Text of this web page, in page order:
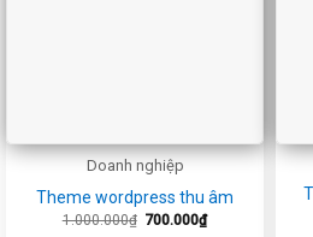
Doanh nghiệp
Theme wordpress thu âm
1.000.000₫ Giá
700.000₫Giá
hiện